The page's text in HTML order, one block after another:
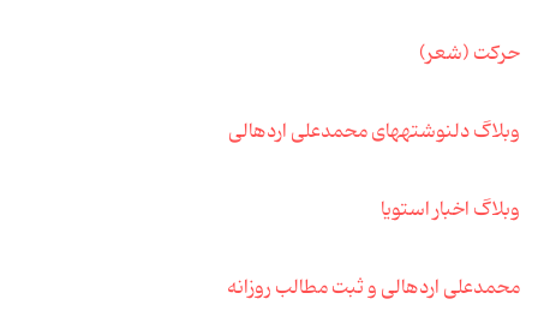
حرکت (شعر)
وبلاگ دل‏نوشته‏های محمدعلی اردهالی
وبلاگ اخبار استویا
محمدعلی اردهالی و ثبت مطالب روزانه